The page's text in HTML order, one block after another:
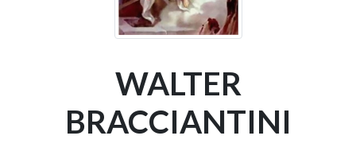
WALTER
BRACCIANTINI